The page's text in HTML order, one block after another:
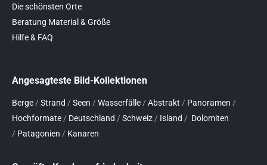
Die schönsten Orte
Beratung Material & Größe
Hilfe & FAQ
Angesagteste Bild-Kollektionen
Berge/ Strand / Seen / Wasserfälle/ Abstrakt / Panoramen /
Hochformate/ Deutschland / Schweiz/ Island / Dolomiten
/ Patagonien / Kanaren